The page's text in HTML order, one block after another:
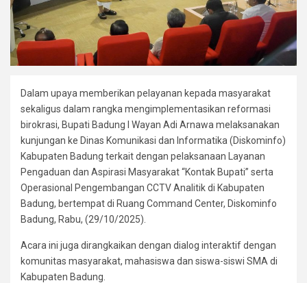
Dalam upaya memberikan pelayanan kepada masyarakat
sekaligus dalam rangka mengimplementasikan reformasi
birokrasi, Bupati Badung I Wayan Adi Arnawa melaksanakan
kunjungan ke Dinas Komunikasi dan Informatika (Diskominfo)
Kabupaten Badung terkait dengan pelaksanaan Layanan
Pengaduan dan Aspirasi Masyarakat “Kontak Bupati” serta
Operasional Pengembangan CCTV Analitik di Kabupaten
Badung, bertempat di Ruang Command Center, Diskominfo
Badung, Rabu, (29/10/2025).
Acara ini juga dirangkaikan dengan dialog interaktif dengan
komunitas masyarakat, mahasiswa dan siswa-siswi SMA di
Kabupaten Badung.